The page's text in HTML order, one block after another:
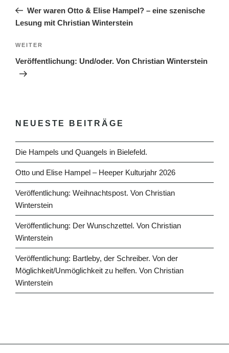
Beitrag
Wer waren Otto & Elise Hampel? – eine szenische
Lesung mit Christian Winterstein
Nächster
Beitrag
WEITER
Veröffentlichung: Und/oder. Von Christian Winterstein
NEUESTE BEITRÄGE
Die Hampels und Quangels in Bielefeld.
Otto und Elise Hampel – Heeper Kulturjahr 2026
Veröffentlichung: Weihnachtspost. Von Christian
Winterstein
Veröffentlichung: Der Wunschzettel. Von Christian
Winterstein
Veröffentlichung: Bartleby, der Schreiber. Von der
Möglichkeit/Unmöglichkeit zu helfen. Von Christian
Winterstein